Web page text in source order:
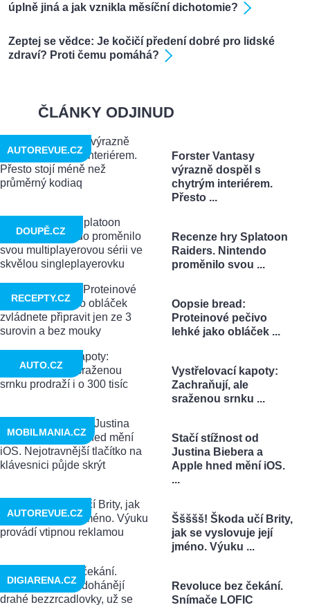
úplně jiná a jak vznikla měsíční dichotomie?
Zeptej se vědce: Je kočičí předení dobré pro lidské
zdraví? Proti čemu pomáhá?
ČLÁNKY ODJINUD
Forster Vantasy
výrazně dospěl s
chytrým interiérem.
Přesto ...
AUTOREVUE.CZ
Recenze hry Splatoon
Raiders. Nintendo
proměnilo svou ...
DOUPĚ.CZ
Oopsie bread:
Proteinové pečivo
lehké jako obláček ...
RECEPTY.CZ
Vystřelovací kapoty:
Zachraňují, ale
sraženou srnku ...
AUTO.CZ
Stačí stížnost od
Justina Biebera a
Apple hned mění iOS.
...
MOBILMANIA.CZ
Ššššš! Škoda učí Brity,
jak se vyslovuje její
jméno. Výuku ...
AUTOREVUE.CZ
Revoluce bez čekání.
Snímače LOFIC
DIGIARENA.CZ